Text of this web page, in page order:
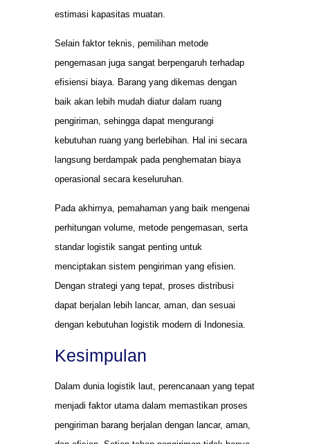
estimasi kapasitas muatan.
Selain faktor teknis, pemilihan metode
pengemasan juga sangat berpengaruh terhadap
efisiensi biaya. Barang yang dikemas dengan
baik akan lebih mudah diatur dalam ruang
pengiriman, sehingga dapat mengurangi
kebutuhan ruang yang berlebihan. Hal ini secara
langsung berdampak pada penghematan biaya
operasional secara keseluruhan.
Pada akhirnya, pemahaman yang baik mengenai
perhitungan volume, metode pengemasan, serta
standar logistik sangat penting untuk
menciptakan sistem pengiriman yang efisien.
Dengan strategi yang tepat, proses distribusi
dapat berjalan lebih lancar, aman, dan sesuai
dengan kebutuhan logistik modern di Indonesia.
Kesimpulan
Dalam dunia logistik laut, perencanaan yang tepat
menjadi faktor utama dalam memastikan proses
pengiriman barang berjalan dengan lancar, aman,